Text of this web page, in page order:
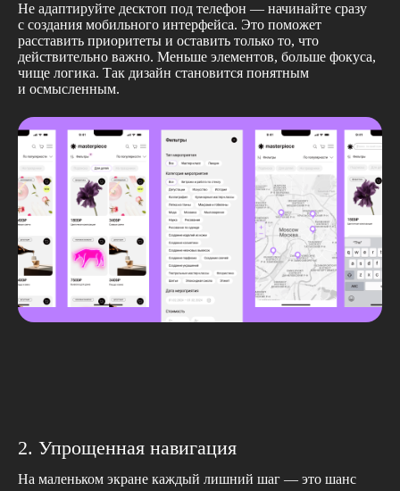
Не адаптируйте десктоп под телефон — начинайте сразу
с создания мобильного интерфейса. Это поможет
расставить приоритеты и оставить только то, что
действительно важно. Меньше элементов, больше фокуса,
чище логика. Так дизайн становится понятным
и осмысленным.
2. Упрощенная навигация
На маленьком экране каждый лишний шаг — это шанс